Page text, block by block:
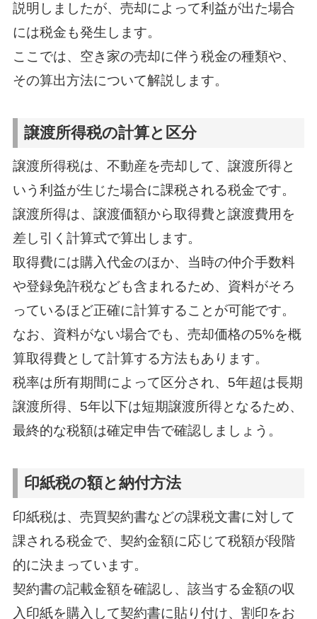
説明しましたが、売却によって利益が出た場合
には税金も発生します。
ここでは、空き家の売却に伴う税金の種類や、
その算出方法について解説します。
譲渡所得税の計算と区分
譲渡所得税は、不動産を売却して、譲渡所得と
いう利益が生じた場合に課税される税金です。
譲渡所得は、譲渡価額から取得費と譲渡費用を
差し引く計算式で算出します。
取得費には購入代金のほか、当時の仲介手数料
や登録免許税なども含まれるため、資料がそろ
っているほど正確に計算することが可能です。
なお、資料がない場合でも、売却価格の5%を概
算取得費として計算する方法もあります。
税率は所有期間によって区分され、5年超は長期
譲渡所得、5年以下は短期譲渡所得となるため、
最終的な税額は確定申告で確認しましょう。
印紙税の額と納付方法
印紙税は、売買契約書などの課税文書に対して
課される税金で、契約金額に応じて税額が段階
的に決まっています。
契約書の記載金額を確認し、該当する金額の収
入印紙を購入して契約書に貼り付け、割印をお